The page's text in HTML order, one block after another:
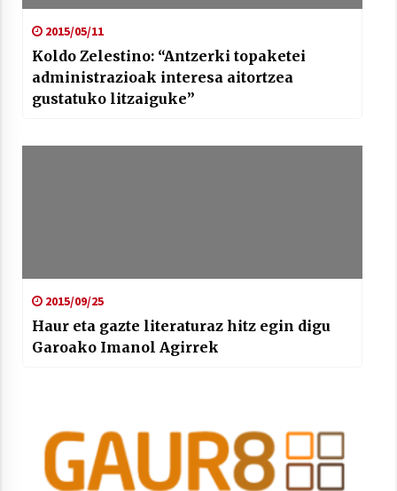
2015/05/11
Koldo Zelestino: “Antzerki topaketei
administrazioak interesa aitortzea
gustatuko litzaiguke”
2015/09/25
Haur eta gazte literaturaz hitz egin digu
Garoako Imanol Agirrek